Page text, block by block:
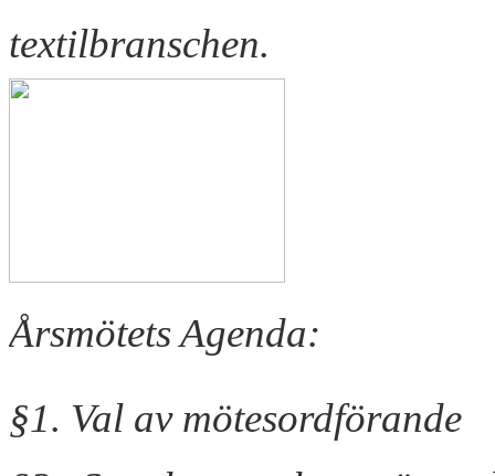
textilbranschen.
Årsmötets Agenda:
§1. Val av mötesordförande